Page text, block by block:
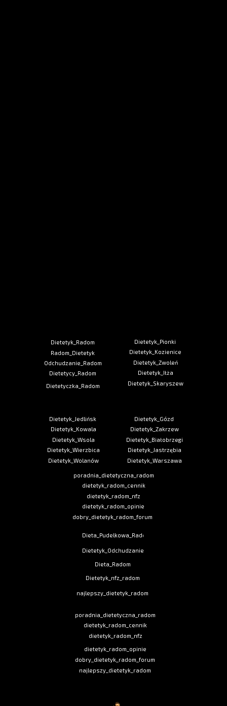
najlepszy_dietetyk_radom
dobry_dietetyk_radom_forum
dietetyk_radom_opinie
dietetyk_radom_nfz
dietetyk_radom_cennik
poradnia_dietetyczna_radom
najlepszy_dietetyk_radom
Dietetyk_Odchudzanie
Dietetyk_nfz_radom
Dieta_Pudelkowa_Radom
Dieta_Radom
dobry_dietetyk_radom_forum
dietetyk_radom_opinie
dietetyk_radom_nfz
dietetyk_radom_cennik
poradnia_dietetyczna_radom
Dietetyk_Warszawa
Dietetyk_Jastrzębia
Dietetyk_Białobrzegi
Dietetyk_Zakrzew
Dietetyk_Gózd
Dietetyk_Wolanów
Dietetyk_Wierzbica
Dietetyk_Wsola
Dietetyk_Kowala
Dietetyk_Jedlińsk
Dietetyk_Skaryszew
Dietetyk_Iłża
Dietetyk_Zwoleń
Dietetyk_Kozienice
Dietetyk_Pionki
Dietetyczka_Radom
Dietetycy_Radom
Odchudzanie_Radom
Radom_Dietetyk
Dietetyk_Radom